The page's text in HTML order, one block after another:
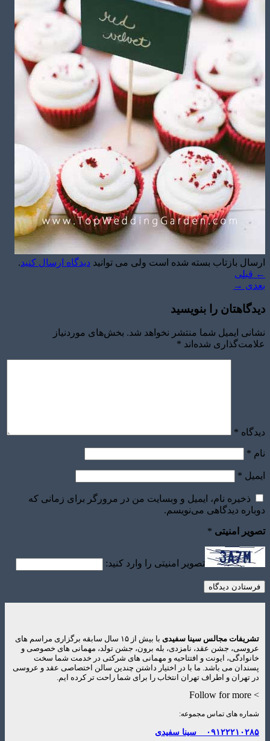
برآورد قیمت
ارسال بازتاب بسته شده است ولی می توانید دیدگاه ارسال کنید.
← قبلی
بعدی →
دیدگاهتان را بنویسید
نشانی ایمیل شما منتشر نخواهد شد. بخش‌های موردنیاز
علامت‌گذاری شده‌اند *
دیدگاه *
نام *
ایمیل *
ذخیره نام، ایمیل و وبسایت من در مرورگر برای زمانی که
دوباره دیدگاهی می‌نویسم.
تصویر امنیتی *
تصویر امنیتی را وارد کنید:
تشریفات مجالس سینا سفیدی
با بیش از ۱۵ سال سابقه برگزاری مراسم های
عروسی، جشن عقد، نامزدی، بله برون، جشن تولد، مهمانی های خصوصی و
خانوادگی، ایونت و افتتاحیه و مهمانی های شرکتی در خدمت شما سخت
پسندان می باشد. ما با در اختیار داشتن چندین سالن اختصاصی عقد و عروسی
در تهران و اطراف تهران انتخاب را برای شما راحت تر کرده ایم.
> Follow for more
شماره های تماس مجموعه:
۰۹۱۲۲۲۱۰۲۸۵ سینا سفیدی